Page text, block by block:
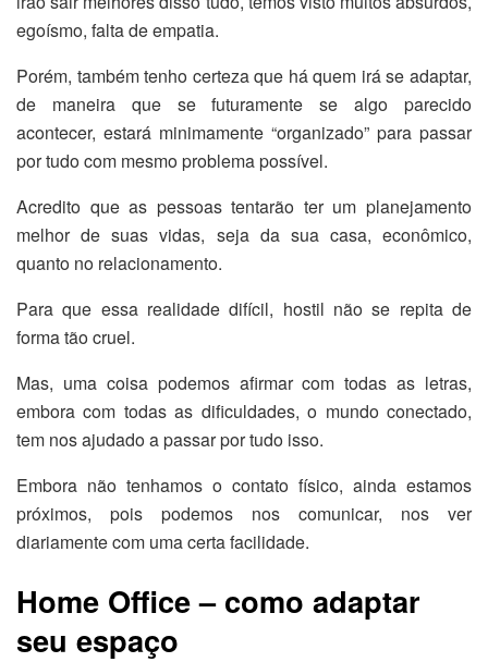
egoísmo, falta de empatia.
Porém, também tenho certeza que há quem irá se adaptar,
de maneira que se futuramente se algo parecido
acontecer, estará minimamente “organizado” para passar
por tudo com mesmo problema possível.
Acredito que as pessoas tentarão ter um planejamento
melhor de suas vidas, seja da sua casa, econômico,
quanto no relacionamento.
Para que essa realidade difícil, hostil não se repita de
forma tão cruel.
Mas, uma coisa podemos afirmar com todas as letras,
embora com todas as dificuldades, o mundo conectado,
tem nos ajudado a passar por tudo isso.
Embora não tenhamos o contato físico, ainda estamos
próximos, pois podemos nos comunicar, nos ver
diariamente com uma certa facilidade.
Home Office – como adaptar
seu espaço